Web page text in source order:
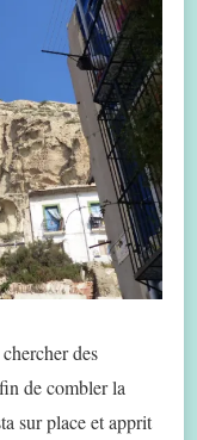
des
de combler la
sur place et apprit